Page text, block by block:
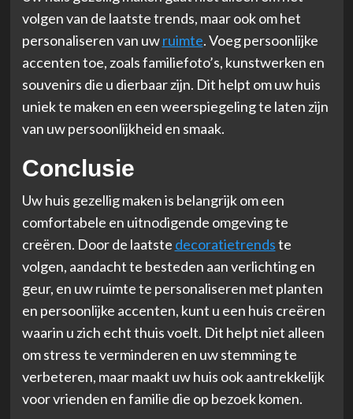
volgen van de laatste trends, maar ook om het
personaliseren van uwruimte. Voeg persoonlijke
accenten toe, zoals familiefoto’s, kunstwerken en
souvenirs die u dierbaar zijn. Dit helpt om uw huis
uniek te maken en een weerspiegeling te laten zijn
van uw persoonlijkheid en smaak.
Conclusie
Uw huis gezellig maken is belangrijk om een
comfortabele en uitnodigende omgeving te
creëren. Door de laatste decoratietrendste
volgen, aandacht te besteden aan verlichting en
geur, en uw ruimte te personaliseren met planten
en persoonlijke accenten, kunt u een huis creëren
waarin u zich echt thuis voelt. Dit helpt niet alleen
om stress te verminderen en uw stemming te
verbeteren, maar maakt uw huis ook aantrekkelijk
voor vrienden en familie die op bezoek komen.